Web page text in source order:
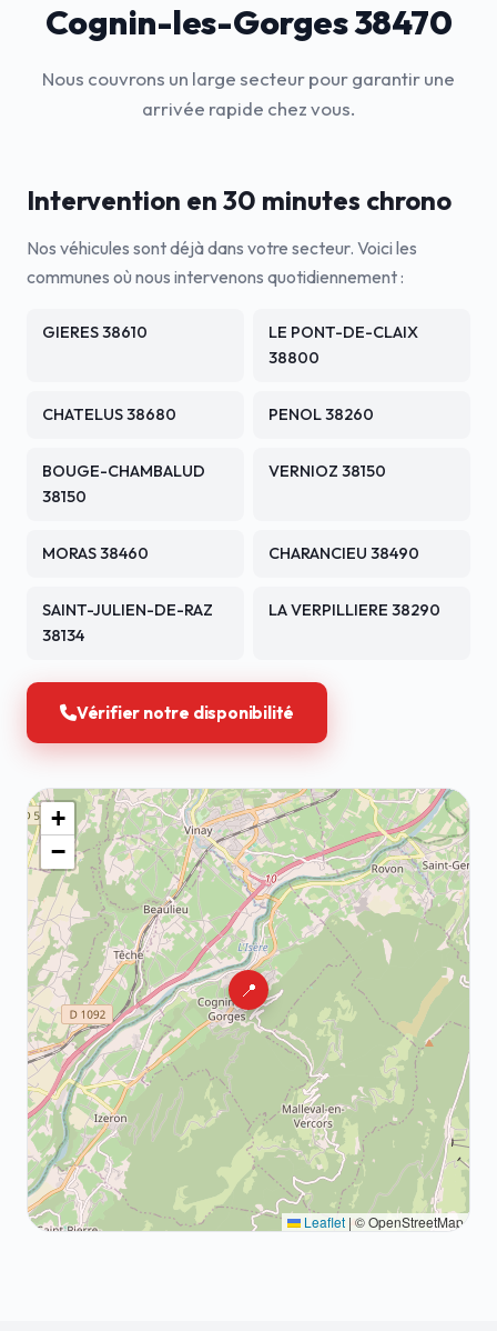
Cognin-les-Gorges 38470
Nous couvrons un large secteur pour garantir une
arrivée rapide chez vous.
Intervention en 30 minutes chrono
Nos véhicules sont déjà dans votre secteur. Voici les
communes où nous intervenons quotidiennement :
GIERES 38610
LE PONT-DE-CLAIX
38800
CHATELUS 38680 PENOL 38260
BOUGE-CHAMBALUD
38150
VERNIOZ 38150
MORAS 38460 CHARANCIEU 38490
SAINT-JULIEN-DE-RAZ
38134
LA VERPILLIERE 38290
Vérifier notre disponibilité
📍
+
−
Leaflet | © OpenStreetMap